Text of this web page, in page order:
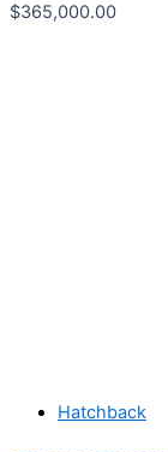
$365,000.00
Hatchback